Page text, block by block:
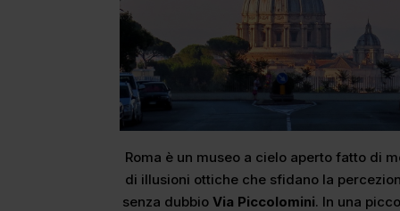
Roma è un museo a cielo aperto fatto di
di illusioni ottiche che sfidano la
senza dubbioVia Piccolomini. In una